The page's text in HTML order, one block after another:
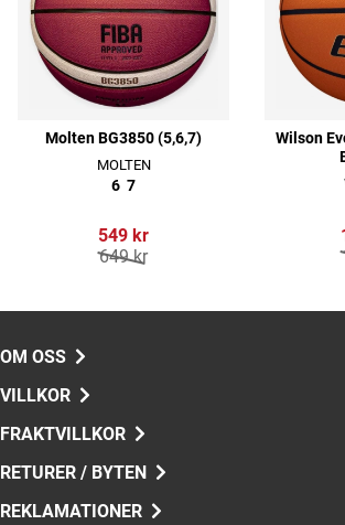
Molten BG3850 (5,6,7)
MOLTEN
6 7
549 kr
649 kr
Wilson
OM OSS
VILLKOR
FRAKTVILLKOR
RETURER / BYTEN
REKLAMATIONER